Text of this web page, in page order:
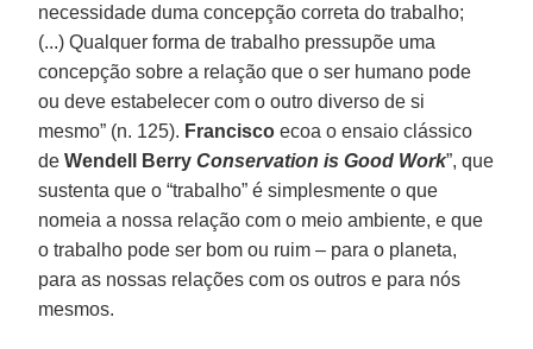
necessidade duma concepção correta do trabalho;
(...) Qualquer forma de trabalho pressupõe uma
concepção sobre a relação que o ser humano pode
ou deve estabelecer com o outro diverso de si
mesmo” (n. 125). Francisco ecoa o ensaio clássico
deWendell BerryConservation is Good Work”, que
sustenta que o “trabalho” é simplesmente o que
nomeia a nossa relação com o meio ambiente, e que
o trabalho pode ser bom ou ruim – para o planeta,
para as nossas relações com os outros e para nós
mesmos.